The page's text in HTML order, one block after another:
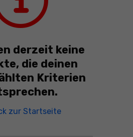
derzeit keine
die deinen
Kriterien
zur StartseiteWir haben derzeit